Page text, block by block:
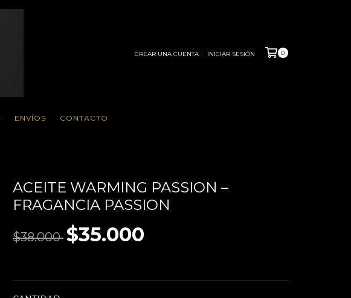
CREAR UNA CUENTA INICIAR SESIÓN 0
ENVÍOS CONTACTO
ACEITE WARMING PASSION –
FRAGANCIA PASSION
$38.000 $35.000